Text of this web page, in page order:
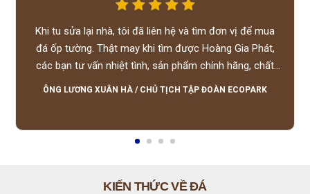
Khi tu sửa lại nhà, tôi đã liên hệ và tìm đơn vị để mua
đá ốp tường. Thật may khi tìm được Hoàng Gia Phát,
các bạn tư vấn nhiệt tình, sản phẩm chính hãng, chất
lượng tốt, giá hợp lý, hỗ trợ tận tình.
ÔNG LƯƠNG XUÂN HÀ / CHỦ TỊCH TẬP ĐOÀN ECOPARK
KIẾN THỨC VỀ ĐÁ